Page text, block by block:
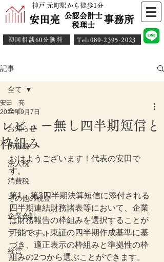
神戸 元町駅から徒歩1分
安田亮 事務所
公認会計士
​税理士
初回相談60分無料 ​Tel:080-2395-2023
記事
全て
お知らせ
所得税
法人税
消費税
その他の税金
企業会計
プライベート
経営
全て
レビュー無し四半期短信と
枠組み
安田 亮
2024年9月7日
おはようございます！代表の安田で
す。
第1・第3四半期決算短信に添付される
四半期連結財務諸表等において、企業
は財務報告の枠組みを選択することが
可能です。東証の四半期作成基準に基
づき、適正表示の枠組みと準拠性の枠
組みの2つから選ぶことができます。